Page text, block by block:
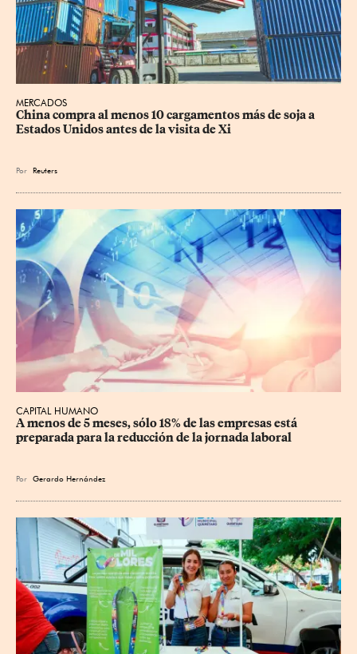
MERCADOS
China compra al menos 10 cargamentos más de soja a
Estados Unidos antes de la visita de Xi
Por Reuters
CAPITAL HUMANO
A menos de 5 meses, sólo 18% de las empresas está
preparada para la reducción de la jornada laboral
Por Gerardo Hernández